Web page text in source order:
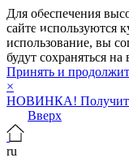
Для обеспечения
сайте используются
использование, вы
будут сохраняться
Принять и
×
НОВИНКА! Получить
Вверх
ru